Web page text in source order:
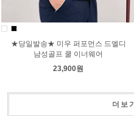
★당일발송★ 미우 퍼포먼스 드엘디
남성골프 쿨 이너웨어
23,900원
더보기